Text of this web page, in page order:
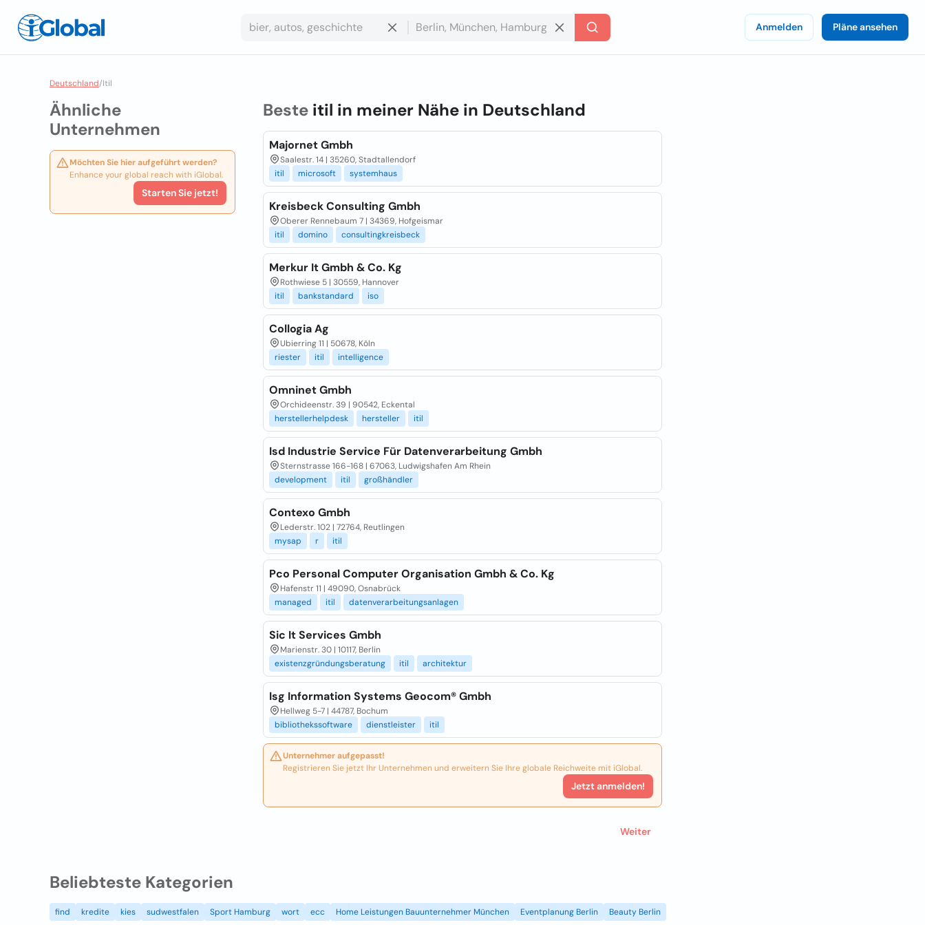
Anmelden Pläne ansehen
Deutschland/Itil
Ähnliche
Unternehmen
Möchten Sie hier aufgeführt werden?
Enhance your global reach with iGlobal.
Starten Sie jetzt!
Beste itil in meiner Nähe in Deutschland
Majornet Gmbh
Saalestr. 14 | 35260, Stadtallendorf
itil
microsoft systemhaus
Kreisbeck Consulting Gmbh
Oberer Rennebaum 7 | 34369, Hofgeismar
itil
domino consultingkreisbeck
Merkur It Gmbh & Co. Kg
Rothwiese 5 | 30559, Hannover
itil
bankstandard iso
Collogia Ag
Ubierring 11 | 50678, Kõln
riester
itil intelligence
Omninet Gmbh
Orchideenstr. 39 | 90542, Eckental
herstellerhelpdesk
hersteller itil
Isd Industrie Service Für Datenverarbeitung Gmbh
Sternstrasse 166-168 | 67063, Ludwigshafen Am Rhein
development
itil großhändler
Contexo Gmbh
Lederstr. 102 | 72764, Reutlingen
mysap
r itil
Pco Personal Computer Organisation Gmbh & Co. Kg
Hafenstr 11 | 49090, Osnabrück
managed
itil datenverarbeitungsanlagen
Sic It Services Gmbh
Marienstr. 30 | 10117, Berlin
existenzgründungsberatung
itil architektur
Isg Information Systems Geocom® Gmbh
Hellweg 5-7 | 44787, Bochum
bibliothekssoftware
dienstleister itil
Unternehmer aufgepasst!
Registrieren Sie jetzt Ihr Unternehmen und erweitern Sie Ihre globale Reichweite mit iGlobal.
Jetzt anmelden!
Weiter
Beliebteste Kategorien
find kredite kies sudwestfalen Sport Hamburg wort ecc Home Leistungen Bauunternehmer München Eventplanung Berlin Beauty Berlin